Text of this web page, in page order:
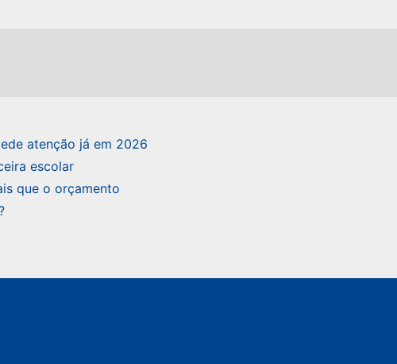
atenção já em 2026
escolar
que o orçamento